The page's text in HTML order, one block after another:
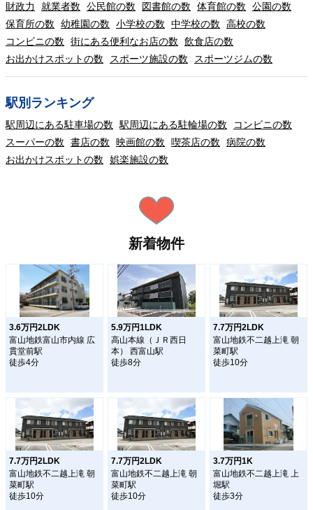
財政力 就業者数 公民館の数 図書館の数 体育館の数
公園の数
保育所の数
幼稚園の数 小学校の数 中学校の数
高校の数
コンビニの数
街にある便利なお店の数
飲食店の数
お出かけスポットの数
スポーツ施設の数 スポーツジムの数
駅別ランキング
駅周辺にある駐車場の数 駅周辺にある駐輪場の数
コンビニの数
スーパーの数
書店の数 映画館の数 喫茶店の数
病院の数
お出かけスポットの数
娯楽施設の数
新着物件
3.6万円2LDK
富山地鉄富山市内線 広
貫堂前駅
徒歩4分
5.9万円1LDK
高山本線（ＪＲ西日
本） 西富山駅
徒歩8分
7.7万円2LDK
富山地鉄不二越上滝 朝
菜町駅
徒歩10分
7.7万円2LDK
富山地鉄不二越上滝 朝
菜町駅
徒歩10分
7.7万円2LDK
富山地鉄不二越上滝 朝
菜町駅
徒歩10分
3.7万円1K
富山地鉄不二越上滝 上
堀駅
徒歩3分